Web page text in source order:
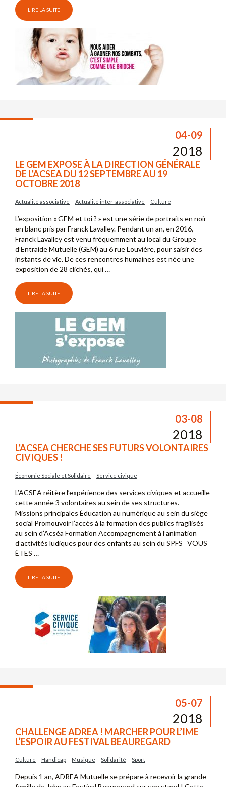
LIRE LA SUITE
04-09
2018
LE GEM EXPOSE À LA DIRECTION GÉNÉRALE
DE L’ACSEA DU 12 SEPTEMBRE AU 19
OCTOBRE 2018
Actualité associative Actualité inter-associative Culture
L’exposition « GEM et toi ? » est une série de portraits en noir
en blanc pris par Franck Lavalley. Pendant un an, en 2016,
Franck Lavalley est venu fréquemment au local du Groupe
d’Entraide Mutuelle (GEM) au 6 rue Louvière, pour saisir des
instants de vie. De ces rencontres humaines est née une
exposition de 28 clichés, qui …
LIRE LA SUITE
03-08
2018
L’ACSEA CHERCHE SES FUTURS VOLONTAIRES
CIVIQUES !
Économie Sociale et Solidaire Service civique
L’ACSEA réitère l’expérience des services civiques et accueille
cette année 3 volontaires au sein de ses structures.
Missions principales Éducation au numérique au sein du siège
social Promouvoir l’accès à la formation des publics fragilisés
au sein d’Acséa Formation Accompagnement à l’animation
d’activités ludiques pour des enfants au sein du SPFS VOUS
ÊTES …
LIRE LA SUITE
05-07
2018
CHALLENGE ADREA ! MARCHER POUR L’IME
L’ESPOIR AU FESTIVAL BEAUREGARD
Culture Handicap Musique Solidarité Sport
Depuis 1 an, ADREA Mutuelle se prépare à recevoir la grande